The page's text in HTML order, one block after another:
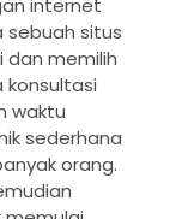
sebuah situs
dan memilih
waktu
sederhana
orang.